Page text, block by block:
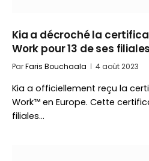
Kia a décroché la
Work pour 13 de ses
ParFaris Bouchaala 4 août 2023
Kia a officiellement reçu la
Work™ en Europe. Cette
filiales…